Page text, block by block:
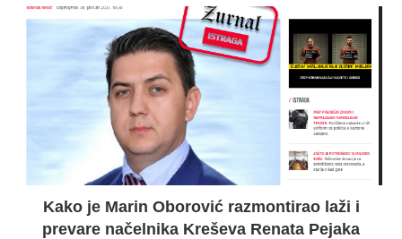
Kako je Marin Oborović razmontirao laži i
prevare načelnika Kreševa Renata Pejaka